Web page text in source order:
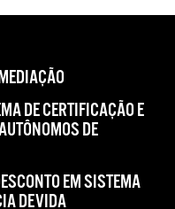
DE CERTIFICAÇÃO E
DE
EM SISTEMA
DEVIDA